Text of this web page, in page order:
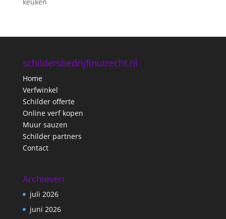
schildersbedrijfinutrecht.nl
Home
Verfwinkel
Schilder offerte
Online verf kopen
Muur sauzen
Schilder partners
Contact
Archieven
juli 2026
juni 2026